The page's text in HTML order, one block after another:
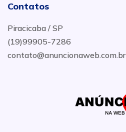
Contatos
Piracicaba / SP
(19)99905-7286
contato@anuncionaweb.com.br